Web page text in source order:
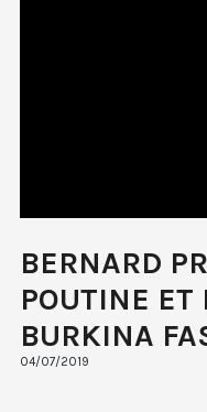
BERNARD
POUTINE ET
BURKINA
04/07/2019